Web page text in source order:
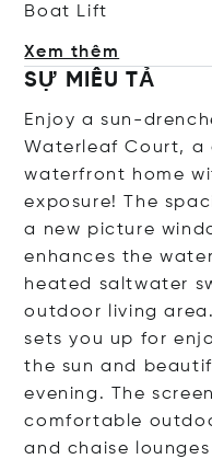
Boat Lift
Xem thêm
SỰ MIÊU TẢ
Enjoy a sun-
Waterleaf Court, a
waterfront home
exposure! The
a new picture
enhances the
heated saltwater
outdoor living
sets you up for
the sun and
evening. The
comfortable
and chaise